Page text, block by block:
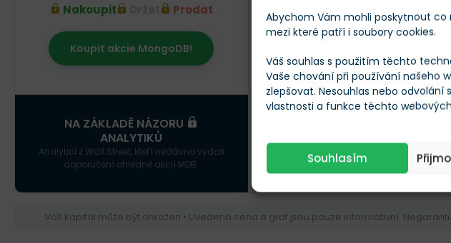
Abychom Vám mohli poskytnout co
mezi které patří i soubory cookies.
Váš souhlas s použitím těchto
Vaše chování při používání našeho
zlepšovat. Nesouhlas nebo
vlastnosti a funkce těchto
Souhlasím
Nakoupit Prodat
Koupit akcie MongoDB!
Srpen 2025
NA ZÁKLADĚ NÁZORU
ANALYTIKŮ
Analytici z Wall Street, kteří nedávno vydali
doporučení ohledně akcií MDB.
NÍZKÝ CENOVÝ CÍL
Váš kapitál může být ohrožen • Uvedená cena a graf jsou pouze informativní.